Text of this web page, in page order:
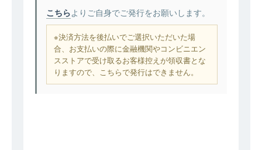
こちらよりご自身でご発行をお願いします。
※決済方法を後払いでご選択いただいた場
合、お支払いの際に金融機関やコンビニエン
スストアで受け取るお客様控えが領収書とな
りますので、こちらで発行はできません。